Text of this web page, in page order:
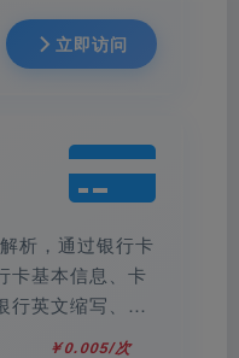
立即访问
析，通过银行卡
卡基本信息、卡
行英文缩写、总
息，支持国内外
￥0.005/次